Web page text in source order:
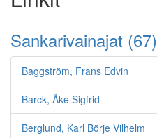
Sankarivainajat (67)
Baggström, Frans Edvin
Barck, Åke Sigfrid
Berglund, Karl Börje Vilhelm